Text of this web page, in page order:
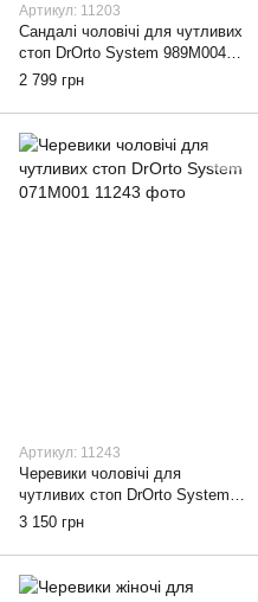
Артикул: 11203
Сандалі чоловічі для чутливих
стоп DrOrto System 989M004,
42
2 799 грн
Артикул: 11243
Черевики чоловічі для
чутливих стоп DrOrto System
071M001, 42
3 150 грн